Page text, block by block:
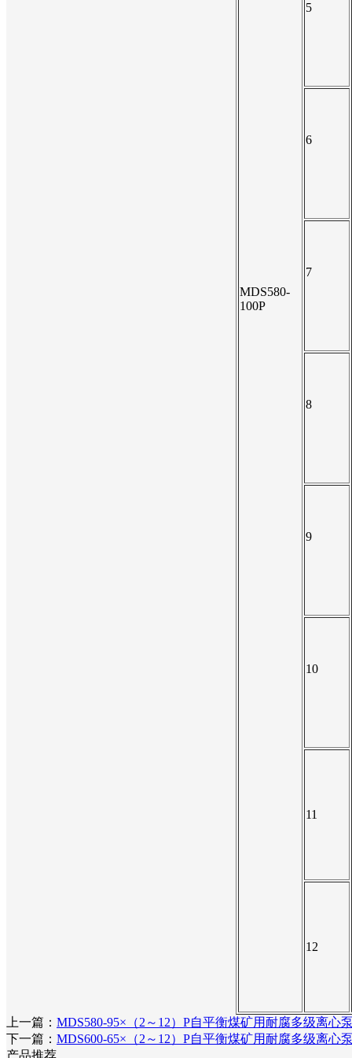
MDS580-
100P
5
6
7
8
9
10
11
12
上一篇： MDS580-95×（2～12）P自平衡煤矿用耐腐多级离心
下一篇： MDS600-65×（2～12）P自平衡煤矿用耐腐多级离心
产品推荐